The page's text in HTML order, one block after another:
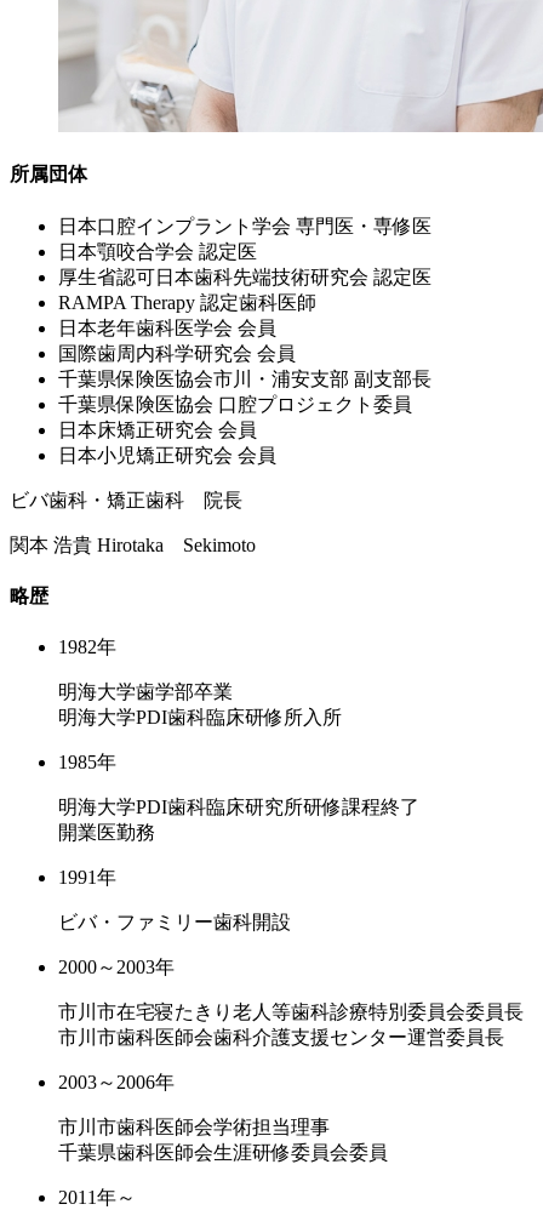
所属団体
⽇本⼝腔インプラント学会 専⾨医・専修医
⽇本顎咬合学会 認定医
厚⽣省認可⽇本⻭科先端技術研究会 認定医
RAMPA Therapy 認定⻭科医師
⽇本⽼年⻭科医学会 会員
国際⻭周内科学研究会 会員
千葉県保険医協会市川・浦安⽀部 副⽀部⻑
千葉県保険医協会 ⼝腔プロジェクト委員
⽇本床矯正研究会 会員
⽇本⼩児矯正研究会 会員
ビバ歯科・矯正歯科 院長
関本 浩貴 Hirotaka Sekimoto
略歴
1982年
明海大学歯学部卒業
明海大学PDI歯科臨床研修所入所
1985年
明海大学PDI歯科臨床研究所研修課程終了
開業医勤務
1991年
ビバ・ファミリー歯科開設
2000～2003年
市川市在宅寝たきり老人等歯科診療特別委員会委員長
市川市歯科医師会歯科介護支援センター運営委員長
2003～2006年
市川市歯科医師会学術担当理事
千葉県歯科医師会生涯研修委員会委員
2011年～